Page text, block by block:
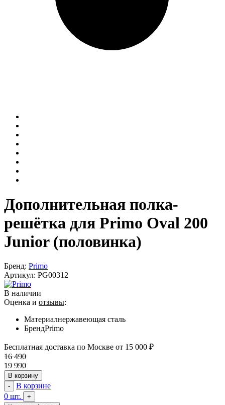
Дополнительная полка-
решётка для Primo Oval 200
Junior (половинка)
Бренд: Primo
Артикул: PG00312
В наличии
Оценка и отзывы:
Материалнержавеющая сталь
БрендPrimo
Бесплатная доставка по Москве от 15 000 ₽
16 490
19 990
В корзину
-
В корзине
0 шт.
+